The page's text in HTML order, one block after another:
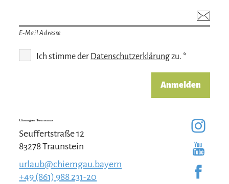
E-Mail Adresse
Ich stimme der Datenschutzerklärungzu. *
Anmelden
Chiemgau Tourismus
Seuffertstraße 12
83278 Traunstein
urlaub@chiemgau.bayern
+49 (861) 988 231-20